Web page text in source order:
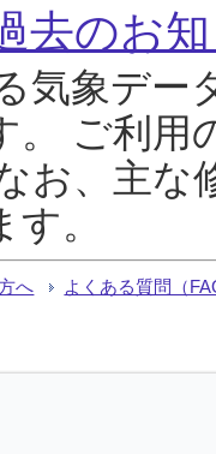
去のお
気象デー
。 ご利用
お、主な
。
へ よくある質問（